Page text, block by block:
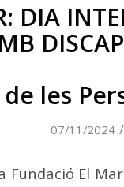
DIA
les
07/11/2024 /
Fundació El